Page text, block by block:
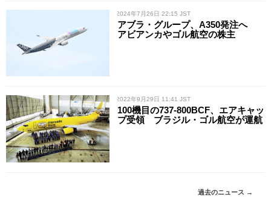
/ 2024年7月26日 22:15 JST
アブラ・グループ、A350発注へ
アビアンカやゴル航空の株主
/ 2022年9月29日 11:41 JST
100機目の737-800BCF、エアキャッ
プ受領 ブラジル・ゴル航空が運航
過去のニュース →